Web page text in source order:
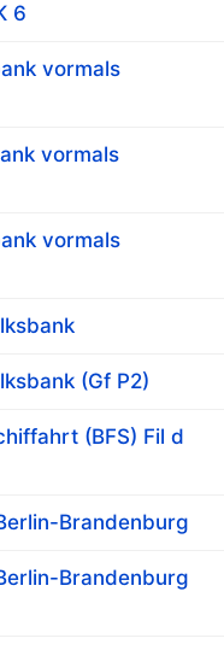
6
vormals
vormals
vormals
(Gf P2)
(BFS) Fil d
Brandenburg
Brandenburg